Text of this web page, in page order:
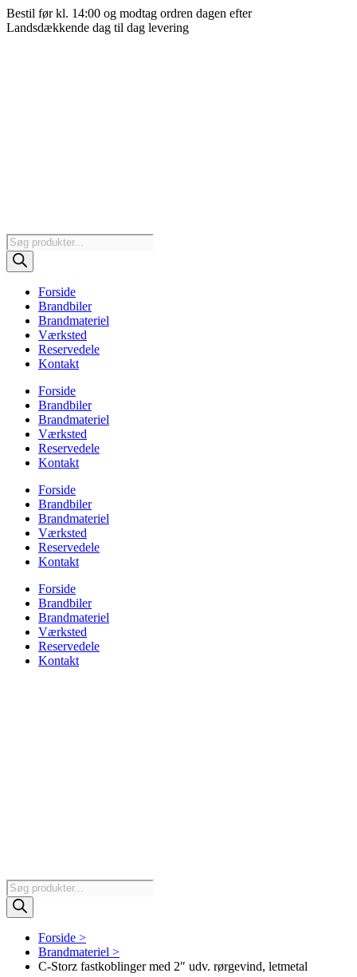
Videre
til
Bestil før kl. 14:00 og modtag ordren dagen efter
Landsdækkende dag til dag levering
Products
search
Forside
Brandbiler
Brandmateriel
Værksted
Reservedele
Kontakt
Forside
Brandbiler
Brandmateriel
Værksted
Reservedele
Kontakt
Forside
Brandbiler
Brandmateriel
Værksted
Reservedele
Kontakt
Forside
Brandbiler
Brandmateriel
Værksted
Reservedele
Kontakt
Products
search
Forside >
Brandmateriel >
C-Storz fastkoblinger med 2″ udv. rørgevind, letmetal